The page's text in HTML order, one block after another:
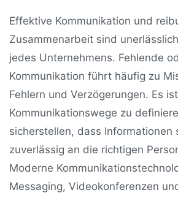
Effektive Kommunikation und
Zusammenarbeit sind
jedes Unternehmens. Fehlende
Kommunikation führt häufig zu
Fehlern und Verzögerungen. Es
Kommunikationswege zu
sicherstellen, dass Informationen
zuverlässig an die richtigen
Moderne
Messaging, Videokonferenzen